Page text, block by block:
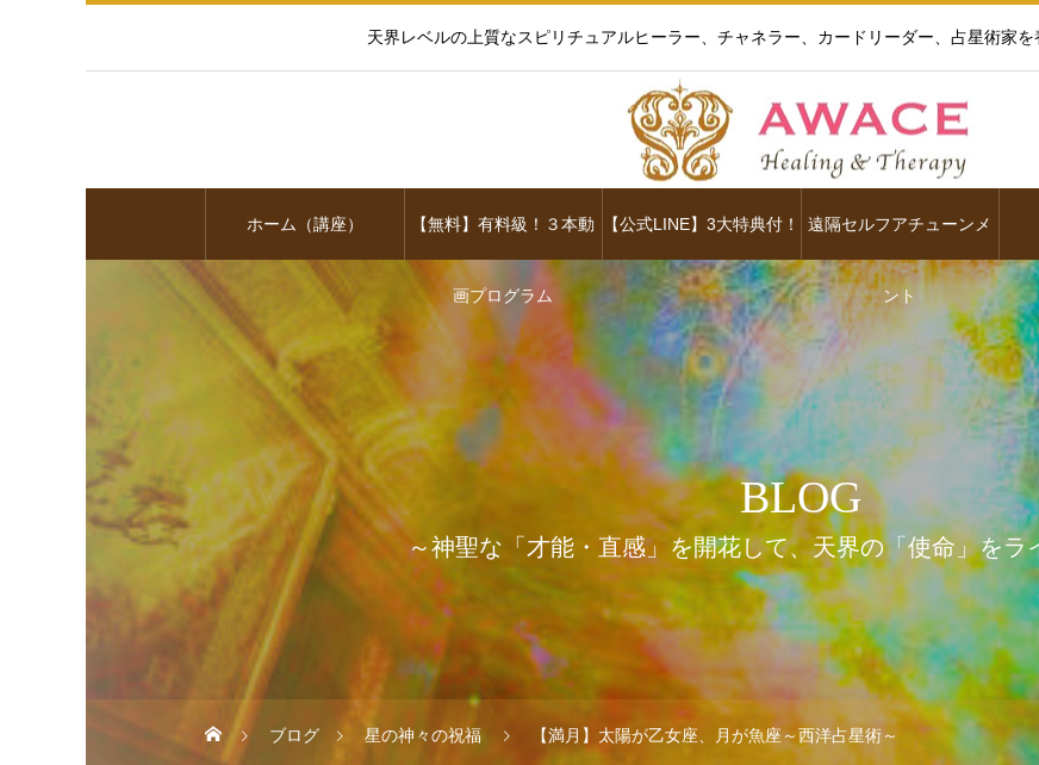
天界レベルの上質なスピリチュアルヒーラー、チャネラー、カードリーダー、占星術家
ホーム（講座） 【無料】有料級！３本動
画プログラム
【公式LINE】3大特典付！ 遠隔セルフアチューンメ
ント
BLOG
～神聖な「才能・直感」を開花して、天界の「使命」をラ
ブログ 星の神々の祝福 【満月】太陽が乙女座、月が魚座～西洋占星術～